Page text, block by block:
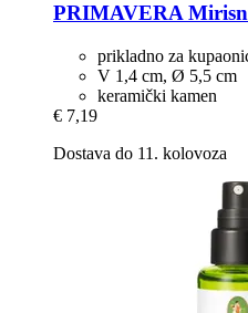
PRIMAVERA
prikladno za
V 1,4 cm, Ø 5,5 cm
keramički kamen
€ 7,19
Dostava do 11. kolovoza